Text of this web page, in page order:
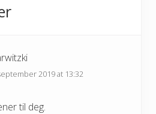
2019 at 13:32
til deg.